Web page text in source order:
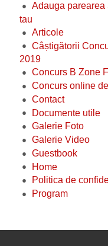
Adauga parearea
tau
Articole
Câștigătorii
2019
Concurs B Zone
Concurs online
Contact
Documente utile
Galerie Foto
Galerie Video
Guestbook
Home
Politica de
Program